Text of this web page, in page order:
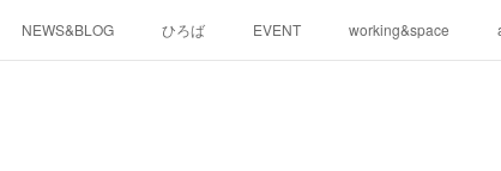
NEWS&BLOG ひろば EVENT working&space